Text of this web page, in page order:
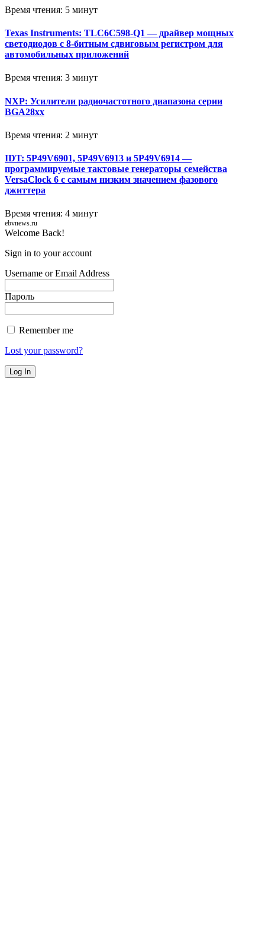
Время чтения: 5 минут
Texas Instruments: TLC6C598-Q1 — драйвер мощных
светодиодов с 8-битным сдвиговым регистром для
автомобильных приложений
Время чтения: 3 минут
NXP: Усилители радиочастотного диапазона серии
BGA28xx
Время чтения: 2 минут
IDT: 5P49V6901, 5P49V6913 и 5P49V6914 —
программируемые тактовые генераторы семейства
VersaClock 6 с самым низким значением фазового
джиттера
Время чтения: 4 минут
ebvnews.ru
Welcome Back!
Sign in to your account
Username or Email Address
Пароль
Remember me
Lost your password?